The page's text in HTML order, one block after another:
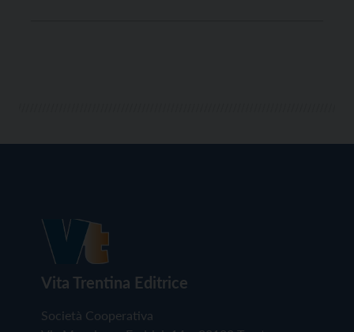
Vita Trentina Editrice
Società Cooperativa